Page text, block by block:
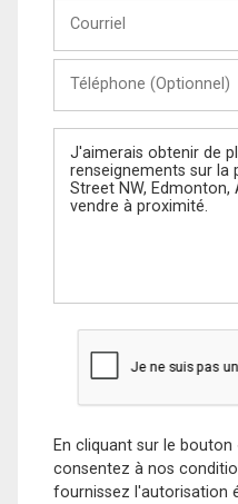
(Optionnel)
Message
En cliquant sur le
consentez à nos
fournissez l'autorisation